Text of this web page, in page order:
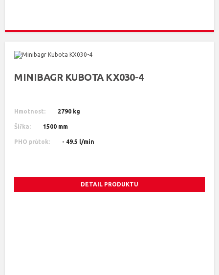
MINIBAGR KUBOTA KX030-4
Hmotnost: 2790 kg
Šířka: 1500 mm
PHO průtok: - 49.5 l/min
DETAIL PRODUKTU